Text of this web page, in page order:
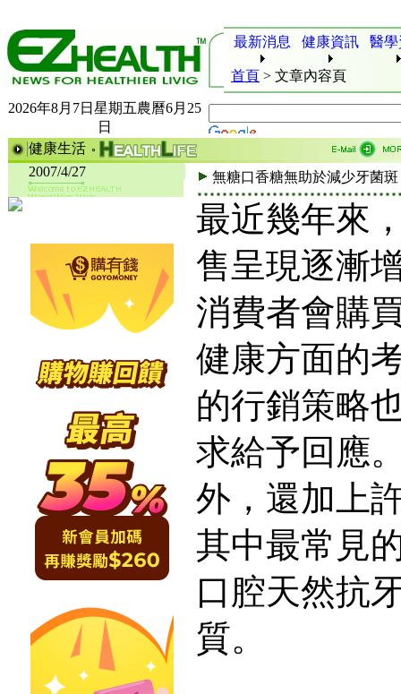
最新消息 健康資訊 醫
首頁 > 文章內容頁
2026年8月7日星期五農曆6月25
日
健康生活
2007/4/27
無糖口香糖無助於減少牙菌斑
最近幾年來
售呈現逐漸
消費者會購
健康方面的
的行銷策略
求給予回應
外，還加上
其中最常見
口腔天然抗
質。